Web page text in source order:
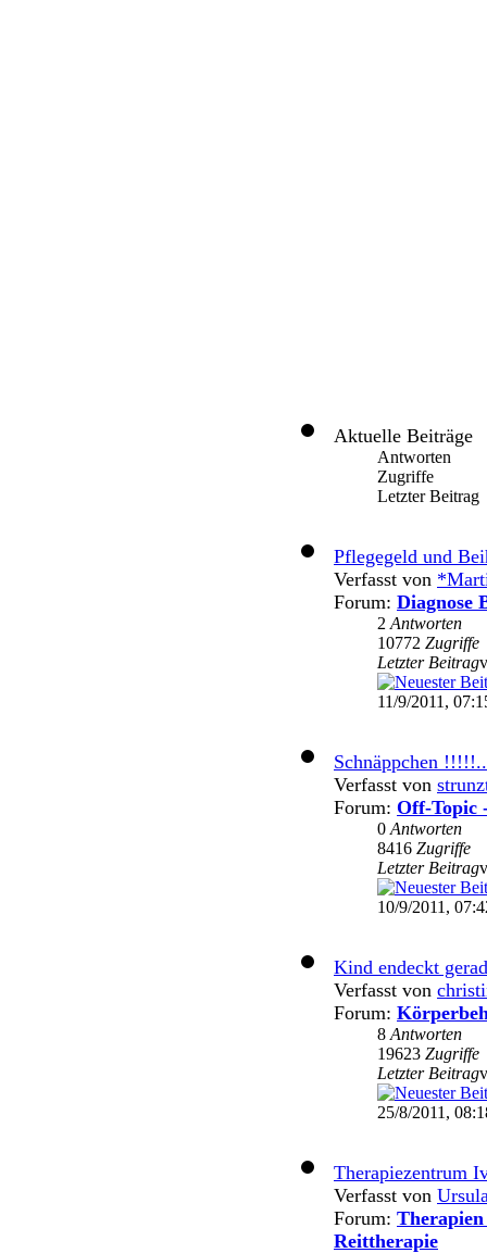
Aktuelle Beiträge
Antworten
Zugriffe
Letzter Beitrag
Pflegegeld und
Verfasst von
Forum: Diagnose
2 Antworten
10772 Zugriffe
Letzter Beitrag
11/9/2011,
Schnäppchen
Verfasst von
Forum: Off-Topic
0 Antworten
8416 Zugriffe
Letzter Beitrag
10/9/2011,
Kind endeckt
Verfasst von
Forum:
8 Antworten
19623 Zugriffe
Letzter Beitrag
25/8/2011,
Therapiezentrum
Verfasst von
Forum:
Reittherapie